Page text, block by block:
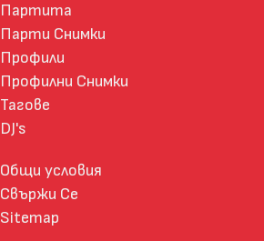
Партита
Парти Снимки
Профили
Профилни Снимки
Тагове
DJ's
Общи условия
Свържи Се
Sitemap